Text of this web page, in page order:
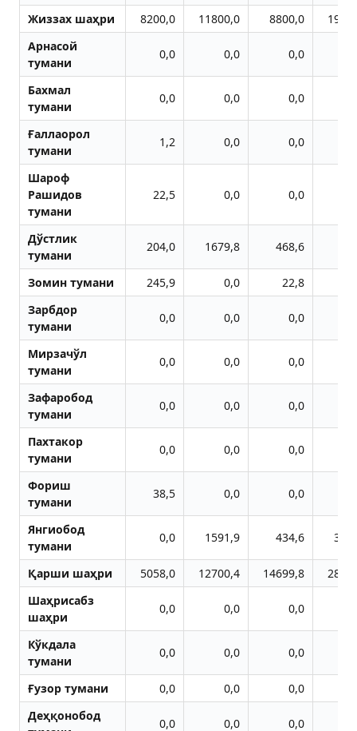
Жиззах шаҳри 8200,0 11800,0 8800,0
Aрнасой
тумани
0,0 0,0 0,0
Бахмал
тумани
0,0 0,0 0,0
Ғаллаорол
тумани
1,2 0,0 0,0
Шароф
Рашидов
тумани
22,5 0,0 0,0
Дўстлик
тумани
204,0 1679,8 468,6
Зомин тумани 245,9 0,0 22,8
Зарбдор
тумани
0,0 0,0 0,0
Мирзачўл
тумани
0,0 0,0 0,0
Зафаробод
тумани
0,0 0,0 0,0
Пахтакор
тумани
0,0 0,0 0,0
Фориш
тумани
38,5 0,0 0,0
Янгиобод
тумани
0,0 1591,9 434,6
Қарши шаҳри 5058,0 12700,4 14699,8
Шаҳрисабз
шаҳри
0,0 0,0 0,0
Кўкдала
тумани
0,0 0,0 0,0
Ғузор тумани 0,0 0,0 0,0
Деҳқонобод
0,0 0,0 0,0